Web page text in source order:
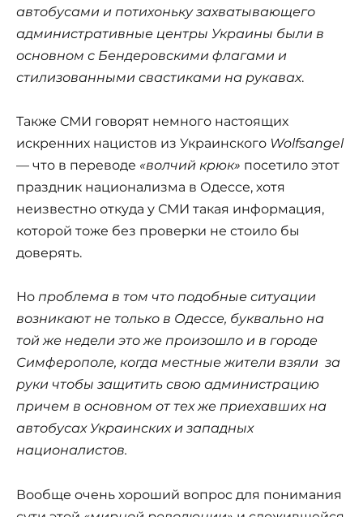
автобусами и потихоньку захватывающего
административные центры Украины были в
основном с Бендеровскими флагами и
стилизованными свастиками на рукавах.
Также СМИ говорят немного настоящих
искренних нацистов из Украинского Wolfsangel
— что в переводе «волчий крюк» посетило этот
праздник национализма в Одессе, хотя
неизвестно откуда у СМИ такая информация,
которой тоже без проверки не стоило бы
доверять.
Но проблема в том что подобные ситуации
возникают не только в Одессе, буквально на
той же недели это же произошло и в городе
Симферополе, когда местные жители взяли за
руки чтобы защитить свою администрацию
причем в основном от тех же приехавших на
автобусах Украинских и западных
националистов.
Вообще очень хороший вопрос для понимания